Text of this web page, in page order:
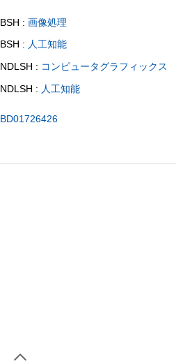
BSH : 画像処理
BSH : 人工知能
NDLSH : コンピュータグラフィックス
NDLSH : 人工知能
BD01726426